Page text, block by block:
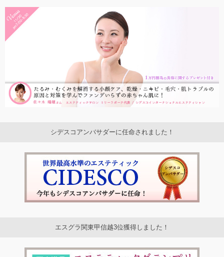
シデスコアンバサダーに任命されました！
エスグラ関東甲信越3位獲得しました！